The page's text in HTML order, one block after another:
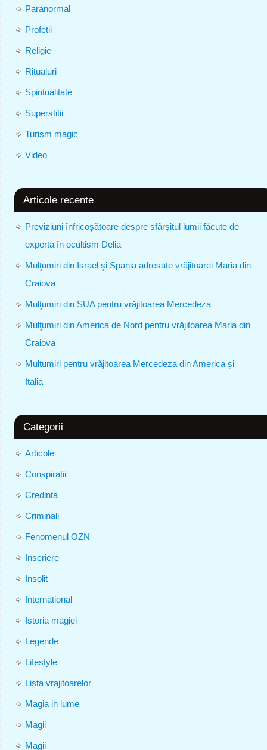
Paranormal
Profetii
Religie
Ritualuri
Spiritualitate
Superstitii
Turism magic
Video
Articole recente
Previziuni înfricoșătoare despre sfârșitul lumii făcute de
experta în ocultism Delia
Mulţumiri din Israel şi Spania adresate vrăjitoarei Maria din
Craiova
Mulţumiri din SUA pentru vrăjitoarea Mercedeza
Mulţumiri din America de Nord pentru vrăjitoarea Maria din
Craiova
Mulțumiri pentru vrăjitoarea Mercedeza din America și
Italia
Categorii
Articole
Conspiratii
Credinta
Criminali
Fenomenul OZN
Inscriere
Insolit
International
Istoria magiei
Legende
Lifestyle
Lista vrajitoarelor
Magia in lume
Magii
Magii